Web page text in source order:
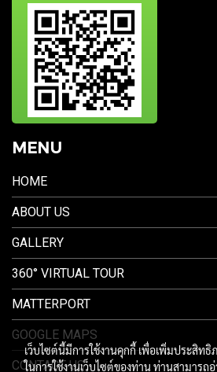
MENU
HOME
ABOUT US
GALLERY
360° VIRTUAL TOUR
MATTERPORT
GOOGLE MAPS
CONTACT US
เว็บไซต์นี้มีการใช้งานคุกกี้ เพื่อเพิ่มประสิท
ในการใช้งานเว็บไซต์ของท่าน ท่านสามารถ